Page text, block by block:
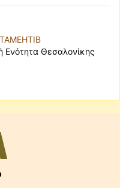
Ενότητα Θεσαλονίκης